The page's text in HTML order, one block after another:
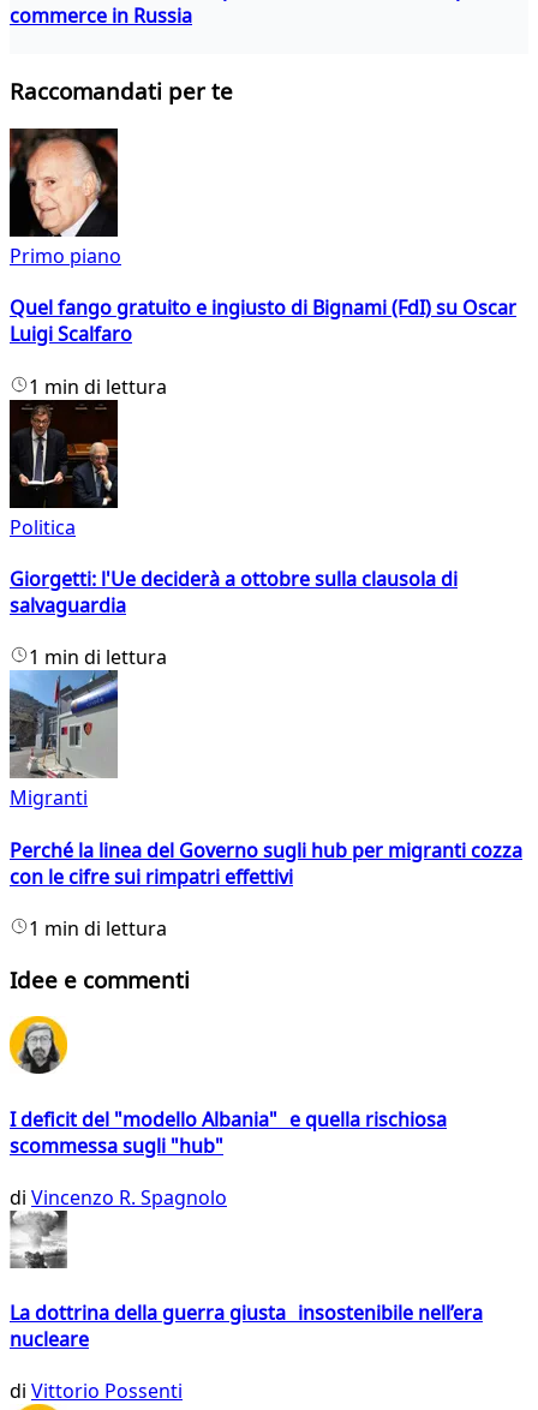
commerce in Russia
Raccomandati per te
Primo piano
Quel fango gratuito e ingiusto di Bignami (FdI) su Oscar
Luigi Scalfaro
1 min di lettura
Politica
Giorgetti: l'Ue deciderà a ottobre sulla clausola di
salvaguardia
1 min di lettura
Migranti
Perché la linea del Governo sugli hub per migranti cozza
con le cifre sui rimpatri effettivi
1 min di lettura
Idee e commenti
I deficit del "modello Albania" e quella rischiosa
scommessa sugli "hub"
di Vincenzo R. Spagnolo
La dottrina della guerra giusta insostenibile nell’era
nucleare
di Vittorio Possenti